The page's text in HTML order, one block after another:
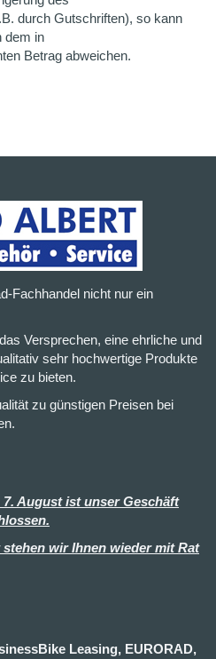
durch Gutschriften), so kann
dem in
Betrag abweichen.
Fachhandel nicht nur ein
Versprechen, eine ehrliche und
sehr hochwertige Produkte
zu bieten.
zu günstigen Preisen bei
August ist unser Geschäft
wir Ihnen wieder mit Rat
Leasing, EURORAD,